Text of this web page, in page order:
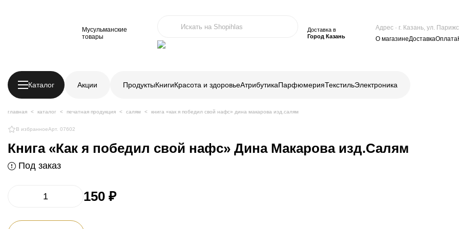
Мусульманские
товары
Доставка в
Город Казань
Адрес · г. Казань, ул.
О магазинеДоставкаОплата
Каталог Акции ПродуктыКнигиКрасота и здоровьеАтрибутикаПарфюмерияТекстильЭлектроника
главная каталог печатная продукция салям книга «как я победил свой нафс» дина макарова изд.салям
В избранноеАрт. 07602
Книга «Как я победил свой нафс» Дина Макарова изд.Салям
Под заказ
150 ₽